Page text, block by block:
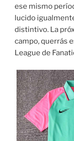
ese mismo
lucido
distintivo. La
campo, querrás
League de